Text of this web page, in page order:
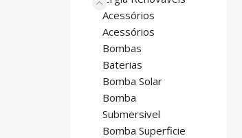
Acessórios
Acessórios
Bombas
Baterias
Bomba Solar
Bomba
Submersivel
Bomba Superficie